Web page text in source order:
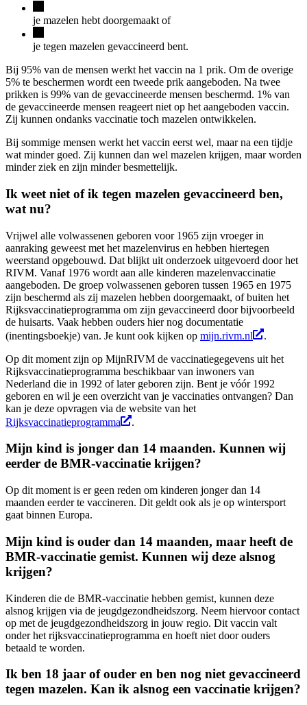
je mazelen hebt doorgemaakt of
je tegen mazelen gevaccineerd bent.
Bij 95% van de mensen werkt het vaccin na 1 prik. Om de overige
5% te beschermen wordt een tweede prik aangeboden. Na twee
prikken is 99% van de gevaccineerde mensen beschermd. 1% van
de gevaccineerde mensen reageert niet op het aangeboden vaccin.
Zij kunnen ondanks vaccinatie toch mazelen ontwikkelen.
Bij sommige mensen werkt het vaccin eerst wel, maar na een tijdje
wat minder goed. Zij kunnen dan wel mazelen krijgen, maar worden
minder ziek en zijn minder besmettelijk.
Ik weet niet of ik tegen mazelen gevaccineerd ben,
wat nu?
Vrijwel alle volwassenen geboren voor 1965 zijn vroeger in
aanraking geweest met het mazelenvirus en hebben hiertegen
weerstand opgebouwd. Dat blijkt uit onderzoek uitgevoerd door het
RIVM. Vanaf 1976 wordt aan alle kinderen mazelenvaccinatie
aangeboden. De groep volwassenen geboren tussen 1965 en 1975
zijn beschermd als zij mazelen hebben doorgemaakt, of buiten het
Rijksvaccinatieprogramma om zijn gevaccineerd door bijvoorbeeld
de huisarts. Vaak hebben ouders hier nog documentatie
(inentingsboekje) van. Je kunt ook kijken op mijn.rivm.nl
.
Op dit moment zijn op MijnRIVM de vaccinatiegegevens uit het
Rijksvaccinatieprogramma beschikbaar van inwoners van
Nederland die in 1992 of later geboren zijn. Bent je vóór 1992
geboren en wil je een overzicht van je vaccinaties ontvangen? Dan
kan je deze opvragen via de website van het
Rijksvaccinatieprogramma
.
Mijn kind is jonger dan 14 maanden. Kunnen wij
eerder de BMR-vaccinatie krijgen?
Op dit moment is er geen reden om kinderen jonger dan 14
maanden eerder te vaccineren. Dit geldt ook als je op wintersport
gaat binnen Europa.
Mijn kind is ouder dan 14 maanden, maar heeft de
BMR-vaccinatie gemist. Kunnen wij deze alsnog
krijgen?
Kinderen die de BMR-vaccinatie hebben gemist, kunnen deze
alsnog krijgen via de jeugdgezondheidszorg. Neem hiervoor contact
op met de jeugdgezondheidszorg in jouw regio. Dit vaccin valt
onder het rijksvaccinatieprogramma en hoeft niet door ouders
betaald te worden.
Ik ben 18 jaar of ouder en ben nog niet gevaccineerd
tegen mazelen. Kan ik alsnog een vaccinatie krijgen?